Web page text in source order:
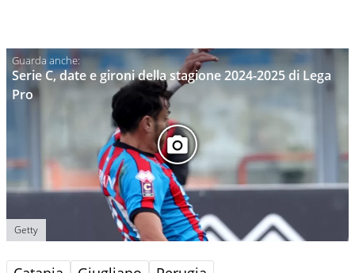
Serie C, date e gironi della stagione 2024-2025 di Lega
Pro
Getty